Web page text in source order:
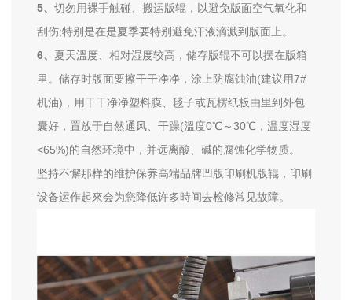
5、 切勿用裸手触碰、搬运版辊，以避免版面空气氧化和
刮伤;特别是在是夏季要特别避免汗液滴溅到版面上。
6、 夏天溫度、相对湿度较高，储存版辊不可以摆在版箱
里。储存时版面要擦干干净净，涂上防腐蚀油(建议用7#
机油)，用干干净净塑料膜、毯子或瓦楞纸板由里到外包
囊好，置放于自然通风、干躁(溫度0℃～30℃，温度湿度
<65%)的自然环境中，并远离酸、碱的腐蚀化学物质。
坚持不懈那样的维护保养高端品牌凹版印刷机版辊，印刷
设备运作起來会为您降低许多時间去检修常见故障。